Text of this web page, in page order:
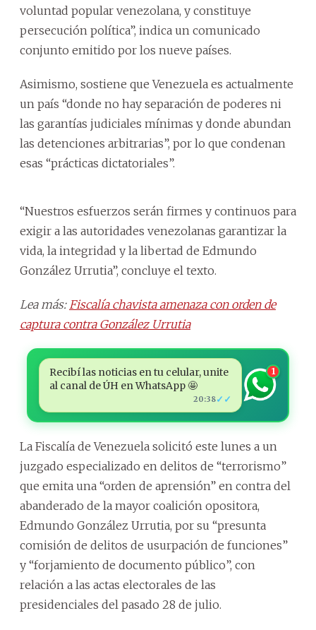
voluntad popular venezolana, y constituye
persecución política”, indica un comunicado
conjunto emitido por los nueve países.
Asimismo, sostiene que Venezuela es actualmente
un país “donde no hay separación de poderes ni
las garantías judiciales mínimas y donde abundan
las detenciones arbitrarias”, por lo que condenan
esas “prácticas dictatoriales”.
“Nuestros esfuerzos serán firmes y continuos para
exigir a las autoridades venezolanas garantizar la
vida, la integridad y la libertad de Edmundo
González Urrutia”, concluye el texto.
Lea más: Fiscalía chavista amenaza con orden de
captura contra González Urrutia
Recibí las noticias en tu celular, unite
al canal de ÚH en WhatsApp 🤩
20:38✓✓
1
La Fiscalía de Venezuela solicitó este lunes a un
juzgado especializado en delitos de “terrorismo”
que emita una “orden de aprensión” en contra del
abanderado de la mayor coalición opositora,
Edmundo González Urrutia, por su “presunta
comisión de delitos de usurpación de funciones”
y “forjamiento de documento público”, con
relación a las actas electorales de las
presidenciales del pasado 28 de julio.